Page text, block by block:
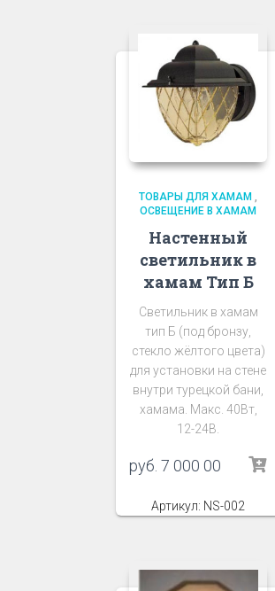
ТОВАРЫ ДЛЯ ХАМАМ ,
ОСВЕЩЕНИЕ В ХАМАМ
Настенный
светильник в
хамам Тип Б
Светильник в хамам
тип Б (под бронзу,
стекло жёлтого цвета)
для установки на стене
внутри турецкой бани,
хамама. Макс. 40Вт,
12-24В.
руб. 7 000 00
Артикул: NS-002